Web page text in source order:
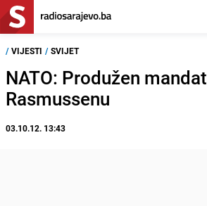
/ VIJESTI / SVIJET
NATO: Produžen mandat
Rasmussenu
03.10.12. 13:43